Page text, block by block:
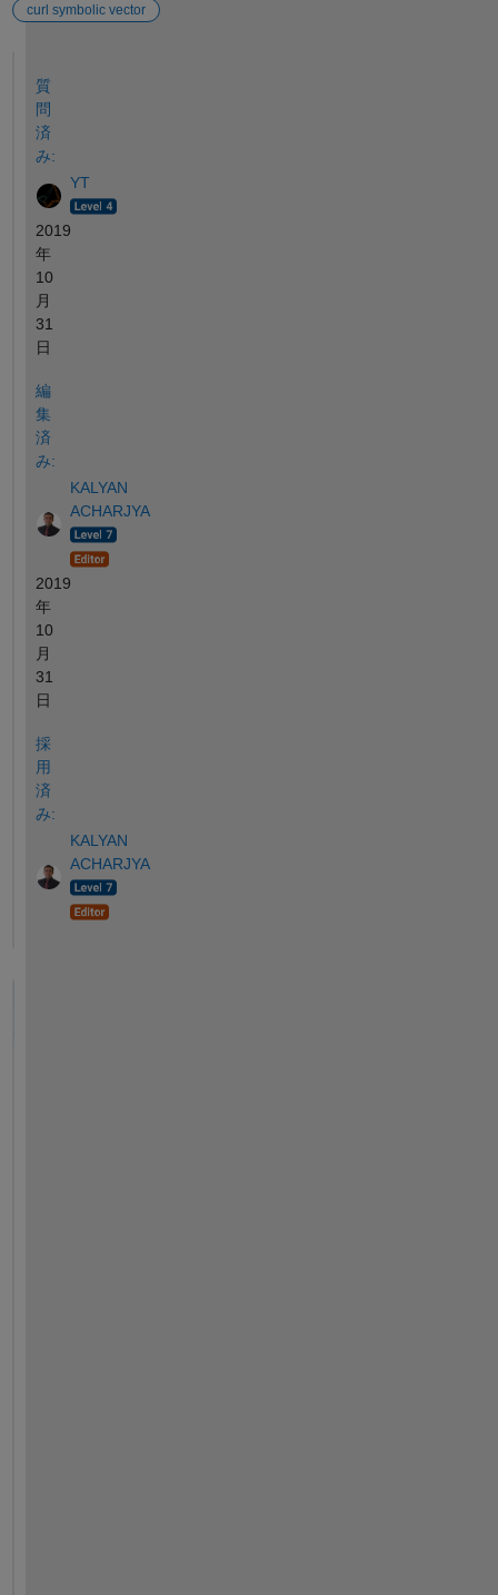
curl symbolic vector
質
問
済
み:
YT
2019
年
10
月
31
日
編
集
済
み:
KALYAN
ACHARJYA
2019
年
10
月
31
日
採
用
済
み:
KALYAN
ACHARJYA